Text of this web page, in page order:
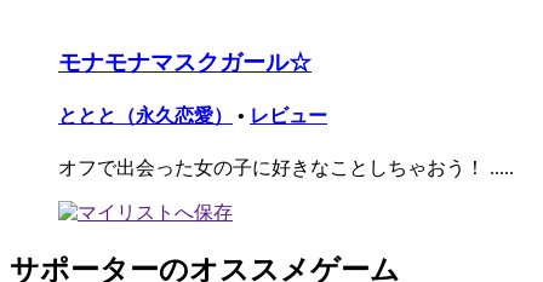
モナモナマスクガール☆
ととと（永久恋愛） • レビュー
オフで出会った女の子に好きなことしちゃおう！ .....
サポーターのオススメゲーム